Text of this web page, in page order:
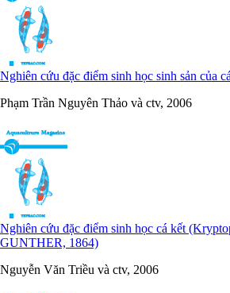
Nghiên cứu đặc điểm sinh học sinh sản của
Phạm Trần Nguyên Thảo và ctv, 2006
Nghiên cứu đặc điểm sinh học cá kết
GUNTHER, 1864)
Nguyễn Văn Triều và ctv, 2006